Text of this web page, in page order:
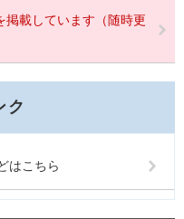
掲載しています（随時更
ク
はこちら